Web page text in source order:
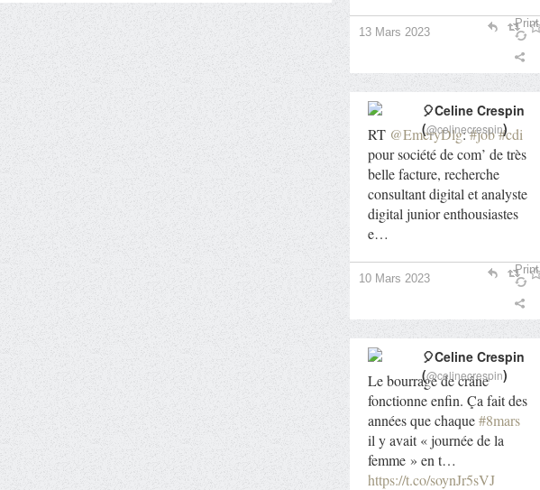
13 Mars 2023
Print
RT @EmeryDlg:#job#cdi
pour société de com’ de très
belle facture, recherche
consultant digital et analyste
digital junior enthousiastes
e…
🎈Celine Crespin
(@celinecrespin)
10 Mars 2023
Print
Le bourrage de crâne
fonctionne enfin. Ça fait des
années que chaque#8mars
il y avait « journée de la
femme » en t…
https://t.co/soynJr5sVJ
🎈Celine Crespin
(@celinecrespin)